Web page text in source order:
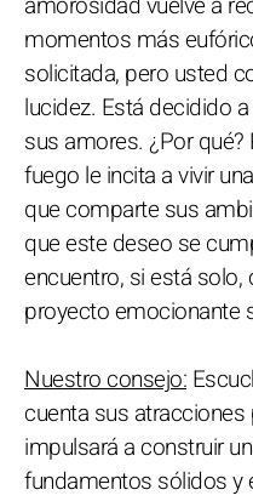
momentos más
solicitada, pero usted
lucidez. Está decidido
sus amores. ¿Por
fuego le incita a vivir
que comparte sus
que este deseo se
encuentro, si está
proyecto emocionante
Nuestro consejo:
cuenta sus atracciones
impulsará a construir
fundamentos sólidos y